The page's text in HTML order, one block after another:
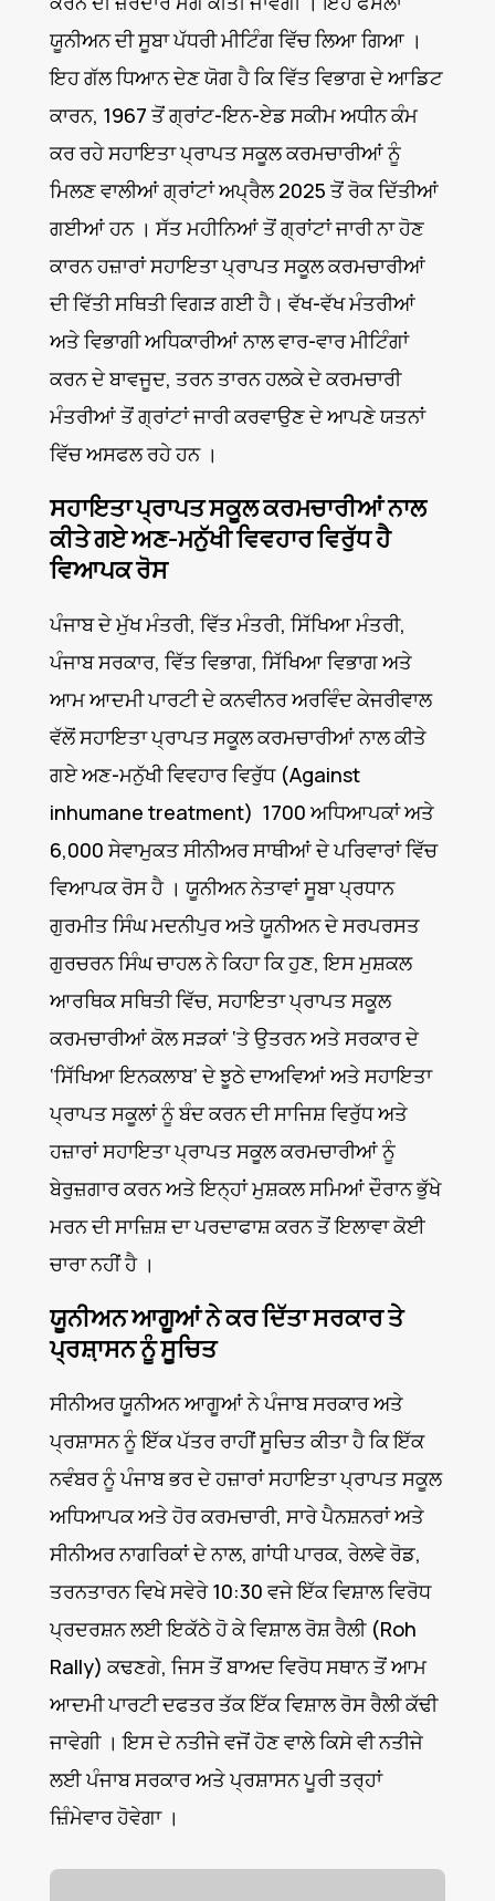
ਯੂਨੀਅਨ ਦੀ ਸੂਬਾ ਪੱਧਰੀ ਮੀਟਿੰਗ ਵਿੱਚ ਲਿਆ ਗਿਆ ।
ਇਹ ਗੱਲ ਧਿਆਨ ਦੇਣ ਯੋਗ ਹੈ ਕਿ ਵਿੱਤ ਵਿਭਾਗ ਦੇ ਆਡਿਟ
ਕਾਰਨ, 1967 ਤੋਂ ਗ੍ਰਾਂਟ-ਇਨ-ਏਡ ਸਕੀਮ ਅਧੀਨ ਕੰਮ
ਕਰ ਰਹੇ ਸਹਾਇਤਾ ਪ੍ਰਾਪਤ ਸਕੂਲ ਕਰਮਚਾਰੀਆਂ ਨੂੰ
ਮਿਲਣ ਵਾਲੀਆਂ ਗ੍ਰਾਂਟਾਂ ਅਪ੍ਰੈਲ 2025 ਤੋਂ ਰੋਕ ਦਿੱਤੀਆਂ
ਗਈਆਂ ਹਨ । ਸੱਤ ਮਹੀਨਿਆਂ ਤੋਂ ਗ੍ਰਾਂਟਾਂ ਜਾਰੀ ਨਾ ਹੋਣ
ਕਾਰਨ ਹਜ਼ਾਰਾਂ ਸਹਾਇਤਾ ਪ੍ਰਾਪਤ ਸਕੂਲ ਕਰਮਚਾਰੀਆਂ
ਦੀ ਵਿੱਤੀ ਸਥਿਤੀ ਵਿਗੜ ਗਈ ਹੈ। ਵੱਖ-ਵੱਖ ਮੰਤਰੀਆਂ
ਅਤੇ ਵਿਭਾਗੀ ਅਧਿਕਾਰੀਆਂ ਨਾਲ ਵਾਰ-ਵਾਰ ਮੀਟਿੰਗਾਂ
ਕਰਨ ਦੇ ਬਾਵਜੂਦ, ਤਰਨ ਤਾਰਨ ਹਲਕੇ ਦੇ ਕਰਮਚਾਰੀ
ਮੰਤਰੀਆਂ ਤੋਂ ਗ੍ਰਾਂਟਾਂ ਜਾਰੀ ਕਰਵਾਉਣ ਦੇ ਆਪਣੇ ਯਤਨਾਂ
ਵਿੱਚ ਅਸਫਲ ਰਹੇ ਹਨ ।
ਸਹਾਇਤਾ ਪ੍ਰਾਪਤ ਸਕੂਲ ਕਰਮਚਾਰੀਆਂ ਨਾਲ
ਕੀਤੇ ਗਏ ਅਣ-ਮਨੁੱਖੀ ਵਿਵਹਾਰ ਵਿਰੁੱਧ ਹੈ
ਵਿਆਪਕ ਰੋਸ
ਪੰਜਾਬ ਦੇ ਮੁੱਖ ਮੰਤਰੀ, ਵਿੱਤ ਮੰਤਰੀ, ਸਿੱਖਿਆ ਮੰਤਰੀ,
ਪੰਜਾਬ ਸਰਕਾਰ, ਵਿੱਤ ਵਿਭਾਗ, ਸਿੱਖਿਆ ਵਿਭਾਗ ਅਤੇ
ਆਮ ਆਦਮੀ ਪਾਰਟੀ ਦੇ ਕਨਵੀਨਰ ਅਰਵਿੰਦ ਕੇਜਰੀਵਾਲ
ਵੱਲੋਂ ਸਹਾਇਤਾ ਪ੍ਰਾਪਤ ਸਕੂਲ ਕਰਮਚਾਰੀਆਂ ਨਾਲ ਕੀਤੇ
ਗਏ ਅਣ-ਮਨੁੱਖੀ ਵਿਵਹਾਰ ਵਿਰੁੱਧ (Against
inhumane treatment) 1700 ਅਧਿਆਪਕਾਂ ਅਤੇ
6,000 ਸੇਵਾਮੁਕਤ ਸੀਨੀਅਰ ਸਾਥੀਆਂ ਦੇ ਪਰਿਵਾਰਾਂ ਵਿੱਚ
ਵਿਆਪਕ ਰੋਸ ਹੈ । ਯੂਨੀਅਨ ਨੇਤਾਵਾਂ ਸੂਬਾ ਪ੍ਰਧਾਨ
ਗੁਰਮੀਤ ਸਿੰਘ ਮਦਨੀਪੁਰ ਅਤੇ ਯੂਨੀਅਨ ਦੇ ਸਰਪਰਸਤ
ਗੁਰਚਰਨ ਸਿੰਘ ਚਾਹਲ ਨੇ ਕਿਹਾ ਕਿ ਹੁਣ, ਇਸ ਮੁਸ਼ਕਲ
ਆਰਥਿਕ ਸਥਿਤੀ ਵਿੱਚ, ਸਹਾਇਤਾ ਪ੍ਰਾਪਤ ਸਕੂਲ
ਕਰਮਚਾਰੀਆਂ ਕੋਲ ਸੜਕਾਂ ‘ਤੇ ਉਤਰਨ ਅਤੇ ਸਰਕਾਰ ਦੇ
‘ਸਿੱਖਿਆ ਇਨਕਲਾਬ’ ਦੇ ਝੂਠੇ ਦਾਅਵਿਆਂ ਅਤੇ ਸਹਾਇਤਾ
ਪ੍ਰਾਪਤ ਸਕੂਲਾਂ ਨੂੰ ਬੰਦ ਕਰਨ ਦੀ ਸਾਜਿਸ਼ ਵਿਰੁੱਧ ਅਤੇ
ਹਜ਼ਾਰਾਂ ਸਹਾਇਤਾ ਪ੍ਰਾਪਤ ਸਕੂਲ ਕਰਮਚਾਰੀਆਂ ਨੂੰ
ਬੇਰੁਜ਼ਗਾਰ ਕਰਨ ਅਤੇ ਇਨ੍ਹਾਂ ਮੁਸ਼ਕਲ ਸਮਿਆਂ ਦੌਰਾਨ ਭੁੱਖੇ
ਮਰਨ ਦੀ ਸਾਜ਼ਿਸ਼ ਦਾ ਪਰਦਾਫਾਸ਼ ਕਰਨ ਤੋਂ ਇਲਾਵਾ ਕੋਈ
ਚਾਰਾ ਨਹੀਂ ਹੈ ।
ਯੂਨੀਅਨ ਆਗੂਆਂ ਨੇ ਕਰ ਦਿੱਤਾ ਸਰਕਾਰ ਤੇ
ਪ੍ਰਸ਼਼ਾਸਨ ਨੂੰ ਸੂਚਿਤ
ਸੀਨੀਅਰ ਯੂਨੀਅਨ ਆਗੂਆਂ ਨੇ ਪੰਜਾਬ ਸਰਕਾਰ ਅਤੇ
ਪ੍ਰਸ਼ਾਸਨ ਨੂੰ ਇੱਕ ਪੱਤਰ ਰਾਹੀਂ ਸੂਚਿਤ ਕੀਤਾ ਹੈ ਕਿ ਇੱਕ
ਨਵੰਬਰ ਨੂੰ ਪੰਜਾਬ ਭਰ ਦੇ ਹਜ਼ਾਰਾਂ ਸਹਾਇਤਾ ਪ੍ਰਾਪਤ ਸਕੂਲ
ਅਧਿਆਪਕ ਅਤੇ ਹੋਰ ਕਰਮਚਾਰੀ, ਸਾਰੇ ਪੈਨਸ਼ਨਰਾਂ ਅਤੇ
ਸੀਨੀਅਰ ਨਾਗਰਿਕਾਂ ਦੇ ਨਾਲ, ਗਾਂਧੀ ਪਾਰਕ, ਰੇਲਵੇ ਰੋਡ,
ਤਰਨਤਾਰਨ ਵਿਖੇ ਸਵੇਰੇ 10:30 ਵਜੇ ਇੱਕ ਵਿਸ਼ਾਲ ਵਿਰੋਧ
ਪ੍ਰਦਰਸ਼ਨ ਲਈ ਇਕੱਠੇ ਹੋ ਕੇ ਵਿਸ਼ਾਲ ਰੋਸ਼ ਰੈਲੀ (Roh
Rally) ਕਢਣਗੇ, ਜਿਸ ਤੋਂ ਬਾਅਦ ਵਿਰੋਧ ਸਥਾਨ ਤੋਂ ਆਮ
ਆਦਮੀ ਪਾਰਟੀ ਦਫਤਰ ਤੱਕ ਇੱਕ ਵਿਸ਼ਾਲ ਰੋਸ ਰੈਲੀ ਕੱਢੀ
ਜਾਵੇਗੀ । ਇਸ ਦੇ ਨਤੀਜੇ ਵਜੋਂ ਹੋਣ ਵਾਲੇ ਕਿਸੇ ਵੀ ਨਤੀਜੇ
ਲਈ ਪੰਜਾਬ ਸਰਕਾਰ ਅਤੇ ਪ੍ਰਸ਼ਾਸਨ ਪੂਰੀ ਤਰ੍ਹਾਂ
ਜ਼ਿੰਮੇਵਾਰ ਹੋਵੇਗਾ ।